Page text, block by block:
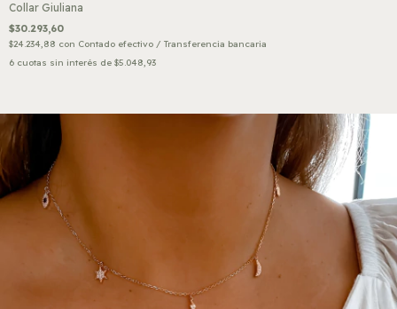
Collar Giuliana
$30.293,60
$24.234,88 con Contado efectivo / Transferencia bancaria
6 cuotas sin interés de $5.048,93